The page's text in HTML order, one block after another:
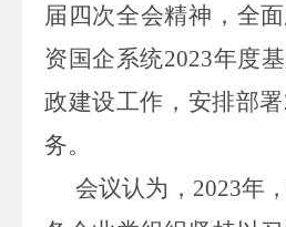
届四次全会精神，全
资国企系统2023年度
政建设工作，安排部
务。
会议认为，2023年